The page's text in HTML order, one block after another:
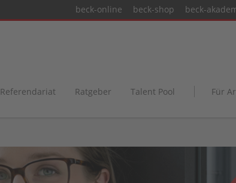
beck-online beck-shop beck-
Referendariat Ratgeber Talent Pool Für